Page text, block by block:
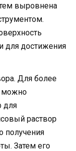
выровнена
для достижения
Для более
можно
для
раствор
получения
Затем его